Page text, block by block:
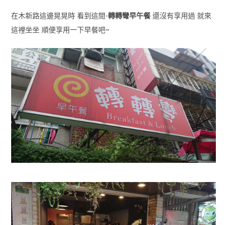
在木新路這邊晃晃時 看到這間-轉轉彎早午餐還沒有享用過 就來
這裡坐坐 順便享用一下早餐吧~